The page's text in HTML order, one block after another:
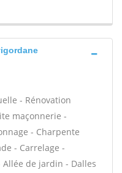
- Rénovation
maçonnerie -
- Charpente
- Carrelage -
de jardin - Dalles